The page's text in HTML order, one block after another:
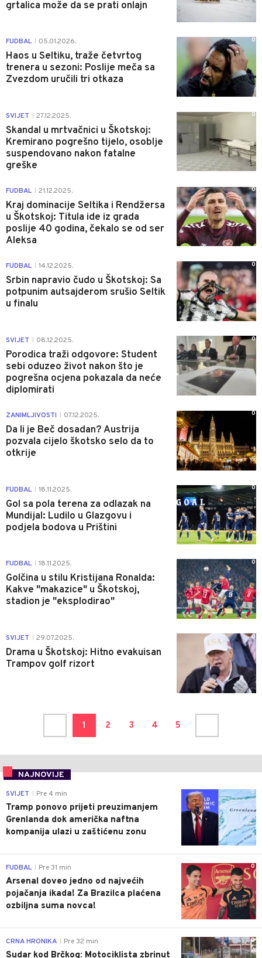
grtalica može da se prati onlajn
FUDBAL 05.01.2026.
Haos u Seltiku, traže četvrtog
trenera u sezoni: Poslije meča sa
Zvezdom uručili tri otkaza
0
SVIJET 27.12.2025.
Skandal u mrtvačnici u Škotskoj:
Kremirano pogrešno tijelo, osoblje
suspendovano nakon fatalne
greške
0
FUDBAL 21.12.2025.
Kraj dominacije Seltika i Rendžersa
u Škotskoj: Titula ide iz grada
poslije 40 godina, čekalo se od ser
Aleksa
0
FUDBAL 14.12.2025.
Srbin napravio čudo u Škotskoj: Sa
potpunim autsajderom srušio Seltik
u finalu
0
SVIJET 08.12.2025.
Porodica traži odgovore: Student
sebi oduzeo život nakon što je
pogrešna ocjena pokazala da neće
diplomirati
0
ZANIMLJIVOSTI 07.12.2025.
Da li je Beč dosadan? Austrija
pozvala cijelo škotsko selo da to
otkrije
0
FUDBAL 18.11.2025.
Gol sa pola terena za odlazak na
Mundijal: Ludilo u Glazgovu i
podjela bodova u Prištini
0
FUDBAL 18.11.2025.
Golčina u stilu Kristijana Ronalda:
Kakve "makazice" u Škotskoj,
stadion je "eksplodirao"
0
SVIJET 29.07.2025.
Drama u Škotskoj: Hitno evakuisan
Trampov golf rizort
0
1 2 3 4 5
NAJNOVIJE
0
SVIJET Pre 4 min
Tramp ponovo prijeti preuzimanjem
Grenlanda dok američka naftna
kompanija ulazi u zaštićenu zonu
0
FUDBAL Pre 31 min
Arsenal doveo jedno od najvećih
pojačanja ikada! Za Brazilca plaćena
ozbiljna suma novca!
0
CRNA HRONIKA Pre 32 min
Sudar kod Brčkog: Motociklista zbrinut